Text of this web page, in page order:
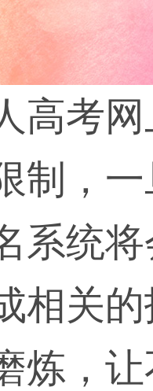
高考
制，
系统
相关的
炼，